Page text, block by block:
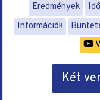
Eredmények
Információk
Két